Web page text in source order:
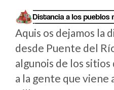
Aquis os dejamos la
desde Puente del
algunois de los sitios
a la gente que viene